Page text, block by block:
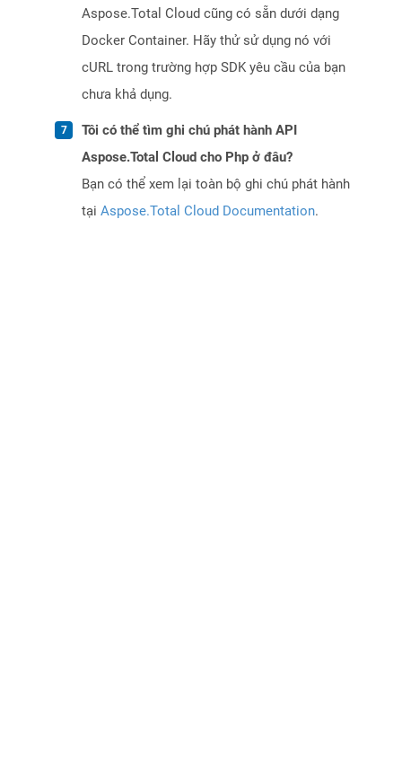
Aspose.Total Cloud cũng có sẵn dưới dạng
Docker Container. Hãy thử sử dụng nó với
cURL trong trường hợp SDK yêu cầu của bạn
chưa khả dụng.
Tôi có thể tìm ghi chú phát hành API
Aspose.Total Cloud cho Php ở đâu?
Bạn có thể xem lại toàn bộ ghi chú phát hành
tại Aspose.Total Cloud Documentation.